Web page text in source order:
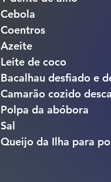
Cebola
Coentros
Azeite
Leite de coco
Bacalhau desfiado e
Camarão cozido
Polpa da abóbora
Sal
Queijo da Ilha para